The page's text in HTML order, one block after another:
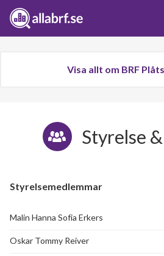
Visa allt om BRF
Styrelse
Styrelsemedlemmar
Malin Hanna Sofia Erkers
Oskar Tommy Reiver